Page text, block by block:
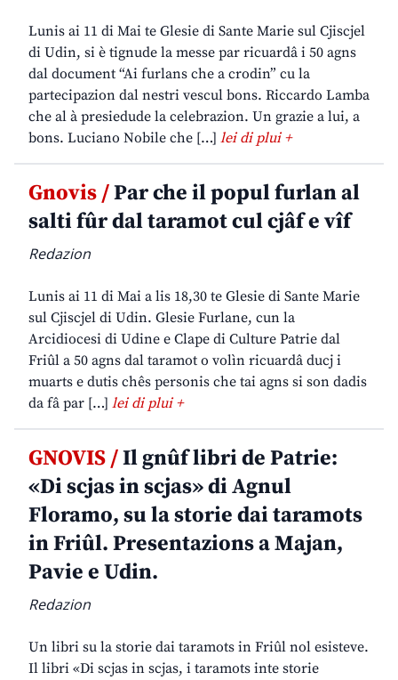
Lunis ai 11 di Mai te Glesie di Sante Marie sul Cjiscjel
di Udin, si è tignude la messe par ricuardâ i 50 agns
dal document “Ai furlans che a crodin” cu la
partecipazion dal nestri vescul bons. Riccardo Lamba
che al à presiedude la celebrazion. Un grazie a lui, a
bons. Luciano Nobile che […] lei di plui +
Gnovis /Par che il popul furlan al
salti fûr dal taramot cul cjâf e vîf
Redazion
Lunis ai 11 di Mai a lis 18,30 te Glesie di Sante Marie
sul Cjiscjel di Udin. Glesie Furlane, cun la
Arcidiocesi di Udine e Clape di Culture Patrie dal
Friûl a 50 agns dal taramot o volìn ricuardâ ducj i
muarts e dutis chês personis che tai agns si son dadis
da fâ par […] lei di plui +
GNOVIS /Il gnûf libri de Patrie:
«Di scjas in scjas» di Agnul
Floramo, su la storie dai taramots
in Friûl. Presentazions a Majan,
Pavie e Udin.
Redazion
Un libri su la storie dai taramots in Friûl nol esisteve.
Il libri «Di scjas in scjas, i taramots inte storie